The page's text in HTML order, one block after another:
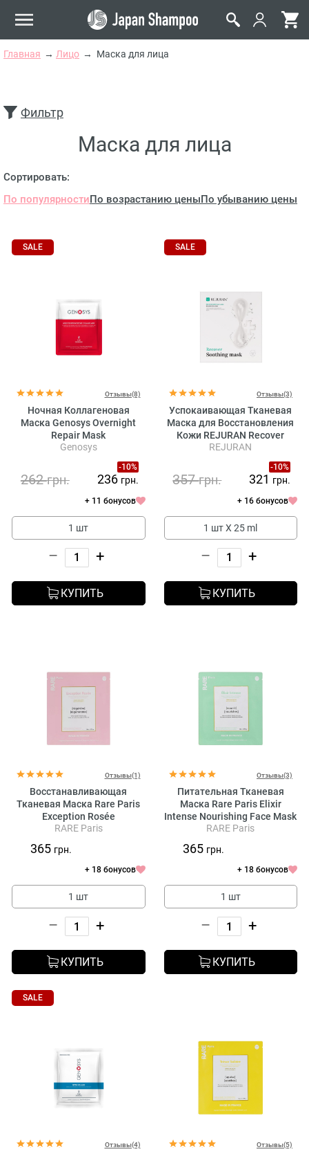
Главная Лицо Маска для лица
Фильтр
Маска для лица
Сортировать:
По популярностиПо возрастанию ценыПо убыванию цены
SALE
Отзывы(8)
Ночная Коллагеновая
Маска Genosys Overnight
Repair Mask
Genosys
-10%
262грн. 236 грн.
+ 11 бонусов
1 шт
– +
КУПИТЬ
SALE
Отзывы(3)
Успокаивающая Тканевая
Маска для Восстановления
Кожи REJURAN Recover
Soothing Mask
REJURAN
-10%
357грн. 321 грн.
+ 16 бонусов
1 шт Х 25 ml
– +
КУПИТЬ
Отзывы(1)
Восстанавливающая
Тканевая Маска Rare Paris
Exception Rosée
Regenerating Face Mask
RARE Paris
365 грн.
+ 18 бонусов
1 шт
– +
КУПИТЬ
Отзывы(3)
Питательная Тканевая
Маска Rare Paris Elixir
Intense Nourishing Face Mask
RARE Paris
365 грн.
+ 18 бонусов
1 шт
– +
КУПИТЬ
SALE
Отзывы(4) Отзывы(5)